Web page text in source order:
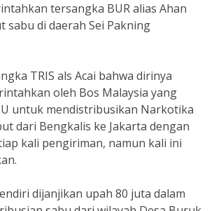
tersangka BUR alias Ahan
sabu di daerah Sei Pakning
TRIS als Acai bahwa dirinya
oleh Bos Malaysia yang
untuk mendistribusikan Narkotika
dari Bengkalis ke Jakarta dengan
kali pengiriman, namun kali ini
dijanjikan upah 80 juta dalam